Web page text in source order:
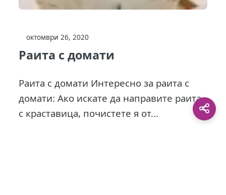
октомври 26, 2020
Раита с домати
Раита с домати Интересно за раита с
домати: Ако искате да направите раита
с краставица, почистете я от...